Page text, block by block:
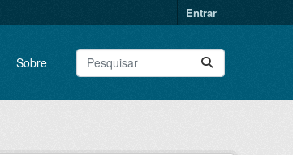
Entrar
Sobre